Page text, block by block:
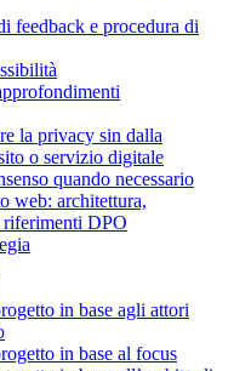
feedback e procedura di
la privacy sin dalla
o servizio digitale
quando necessario
web: architettura,
DPO
in base agli attori
in base al focus